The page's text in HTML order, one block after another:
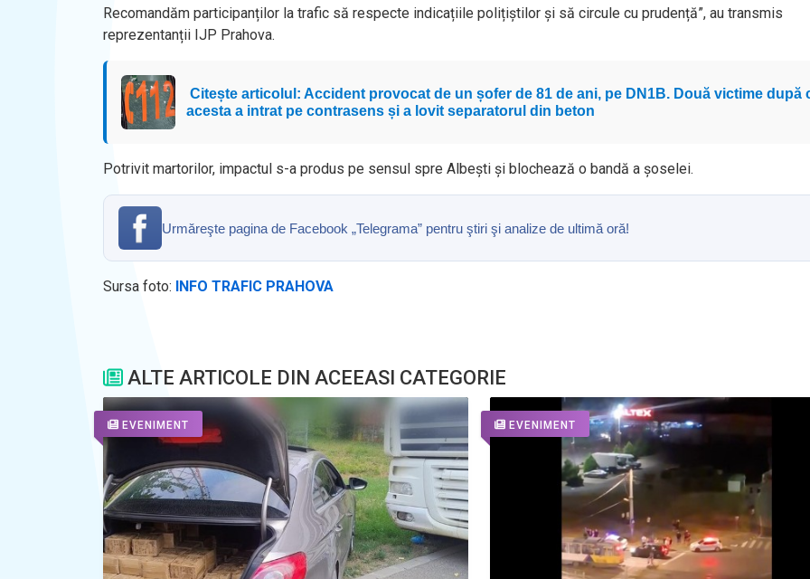
Recomandăm participanților la trafic să respecte indicațiile polițiștilor și să circule cu prudență”, au transmis
reprezentanții IJP Prahova.
Citește articolul: Accident provocat de un șofer de 81 de ani, pe DN1B. Două victime după
acesta a intrat pe contrasens și a lovit separatorul din beton
Potrivit martorilor, impactul s-a produs pe sensul spre Albești și blochează o bandă a șoselei.
Urmăreşte pagina de Facebook „Telegrama” pentru ştiri şi analize de ultimă oră!
Sursa foto: INFO TRAFIC PRAHOVA
ALTE ARTICOLE DIN ACEEASI CATEGORIE
EVENIMENT EVENIMENT